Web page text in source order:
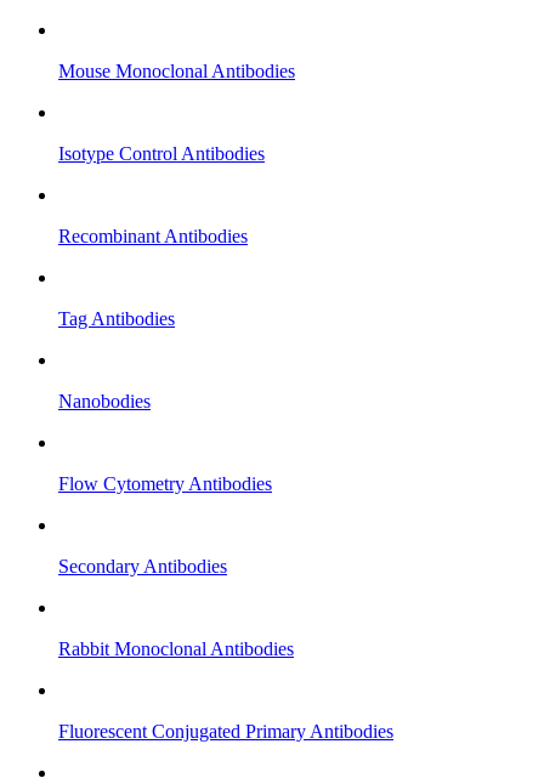
Mouse Monoclonal Antibodies
Isotype Control Antibodies
Recombinant Antibodies
Tag Antibodies
Nanobodies
Flow Cytometry Antibodies
Secondary Antibodies
Rabbit Monoclonal Antibodies
Fluorescent Conjugated Primary Antibodies